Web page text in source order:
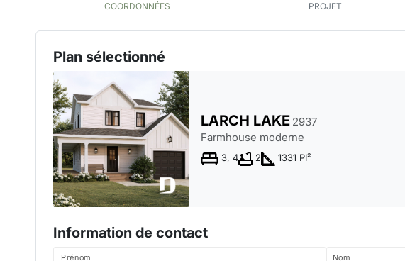
COORDONNÉES PROJET
Plan sélectionné
LARCH LAKE 2937
Farmhouse moderne
3, 4 2 1331 PI²
Information de contact
Prénom Nom